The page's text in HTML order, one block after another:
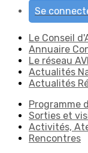
Se
Le Conseil
Annuaire
Le réseau
Actualités
Actualités
Programme
Sorties et
Activités,
Rencontres